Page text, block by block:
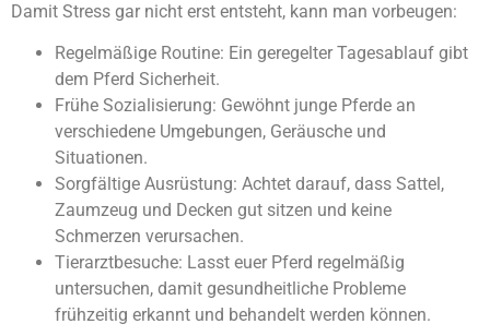
Damit Stress gar nicht erst entsteht, kann man vorbeugen:
Regelmäßige Routine: Ein geregelter Tagesablauf gibt
dem Pferd Sicherheit.
Frühe Sozialisierung: Gewöhnt junge Pferde an
verschiedene Umgebungen, Geräusche und
Situationen.
Sorgfältige Ausrüstung: Achtet darauf, dass Sattel,
Zaumzeug und Decken gut sitzen und keine
Schmerzen verursachen.
Tierarztbesuche: Lasst euer Pferd regelmäßig
untersuchen, damit gesundheitliche Probleme
frühzeitig erkannt und behandelt werden können.